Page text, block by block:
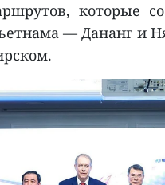
которые
— Дананг и